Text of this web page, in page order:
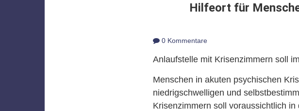
Hilfeort für
0 Kommentare
Anlaufstelle mit Krisenzimmern soll
Menschen in akuten psychischen
niedrigschwelligen und
Krisenzimmern soll voraussichtlich